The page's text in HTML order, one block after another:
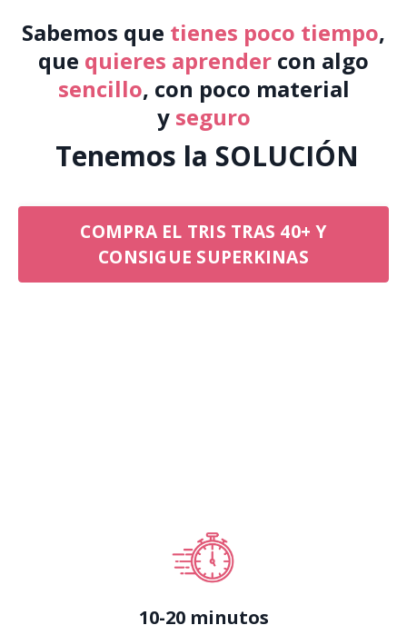
Sabemos que tienes poco tiempo,
que quieres aprender con algo
sencillo, con poco material
y seguro
Tenemos la SOLUCIÓN
COMPRA EL TRIS TRAS 40+ Y
CONSIGUE SUPERKINAS
10-20 minutos